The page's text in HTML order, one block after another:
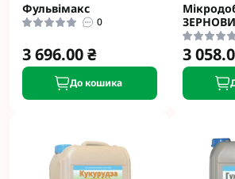
Фульвімакс
0
3 696.00 ₴
До кошика
3